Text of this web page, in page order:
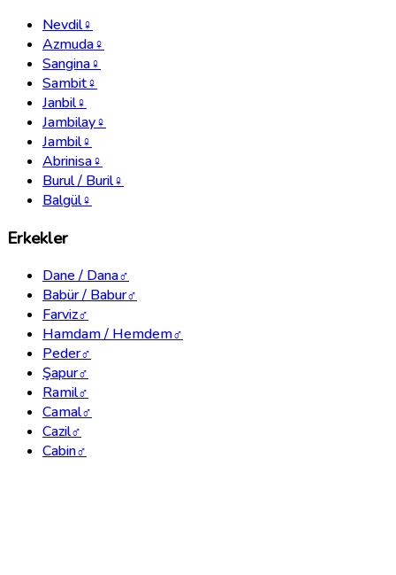
Nevdil♀
Azmuda♀
Sangina♀
Sambit♀
Janbil♀
Jambilay♀
Jambil♀
Abrinisa♀
Burul / Buril♀
Balgül♀
Erkekler
Dane / Dana♂
Babür / Babur♂
Farviz♂
Hamdam / Hemdem♂
Peder♂
Şapur♂
Ramil♂
Camal♂
Cazil♂
Cabin♂